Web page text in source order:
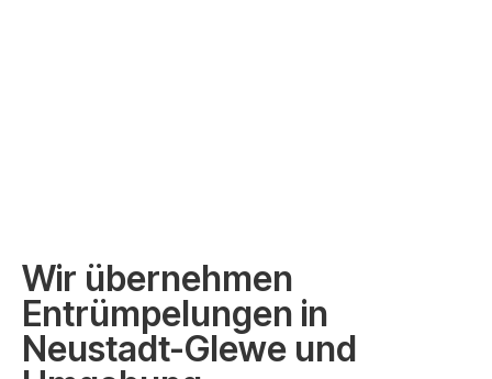
Wir übernehmen
Entrümpelungen in
Neustadt-Glewe und